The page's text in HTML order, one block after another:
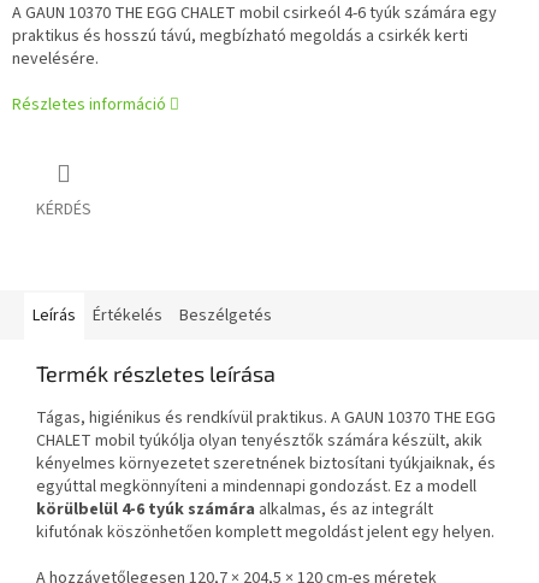
A GAUN 10370 THE EGG CHALET mobil csirkeól 4-6 tyúk számára egy
praktikus és hosszú távú, megbízható megoldás a csirkék kerti
nevelésére.
Részletes információ
KÉRDÉS
Leírás Értékelés Beszélgetés
Termék részletes leírása
Tágas, higiénikus és rendkívül praktikus. A GAUN 10370 THE EGG
CHALET mobil tyúkólja olyan tenyésztők számára készült, akik
kényelmes környezetet szeretnének biztosítani tyúkjaiknak, és
egyúttal megkönnyíteni a mindennapi gondozást. Ez a modell
körülbelül 4-6 tyúk számára alkalmas, és az integrált
kifutónak köszönhetően komplett megoldást jelent egy helyen.